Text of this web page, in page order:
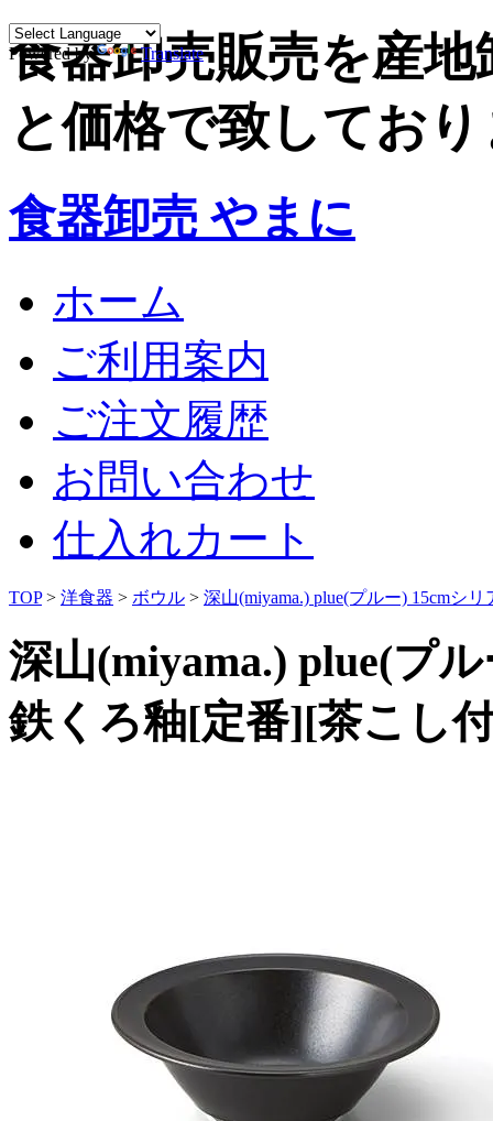
Powered by Translate
食器卸売販売を産
と価格で致してお
食器卸売 やまに
ホーム
ご利用案内
ご注文履歴
お問い合わせ
仕入れカート
TOP> 洋食器 > ボウル > 深山(miyama.) plue(プルー) 15cmシ
深山(miyama.) plue(プ
鉄くろ釉[定番][茶こし